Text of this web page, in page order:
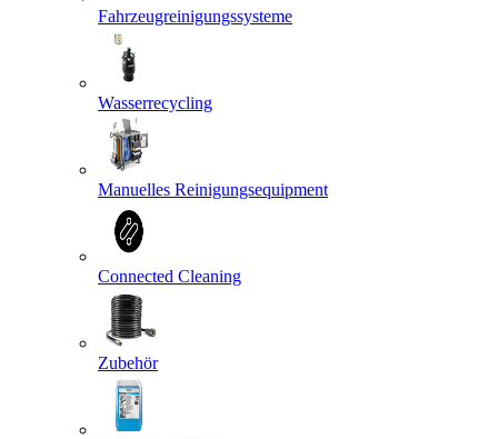
Fahrzeugreinigungssysteme
Wasserrecycling
Manuelles Reinigungsequipment
Connected Cleaning
Zubehör